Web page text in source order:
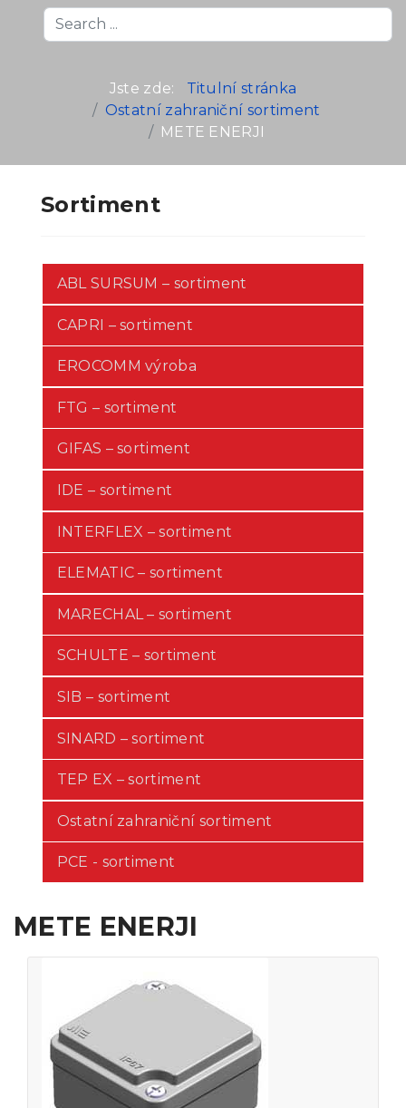
Search
...
Jste zde:
Titulní stránka
Ostatní zahraniční sortiment
METE ENERJI
Sortiment
ABL SURSUM – sortiment
CAPRI – sortiment
EROCOMM výroba
FTG – sortiment
GIFAS – sortiment
IDE – sortiment
INTERFLEX – sortiment
ELEMATIC – sortiment
MARECHAL – sortiment
SCHULTE – sortiment
SIB – sortiment
SINARD – sortiment
TEP EX – sortiment
Ostatní zahraniční sortiment
PCE - sortiment
METE ENERJI